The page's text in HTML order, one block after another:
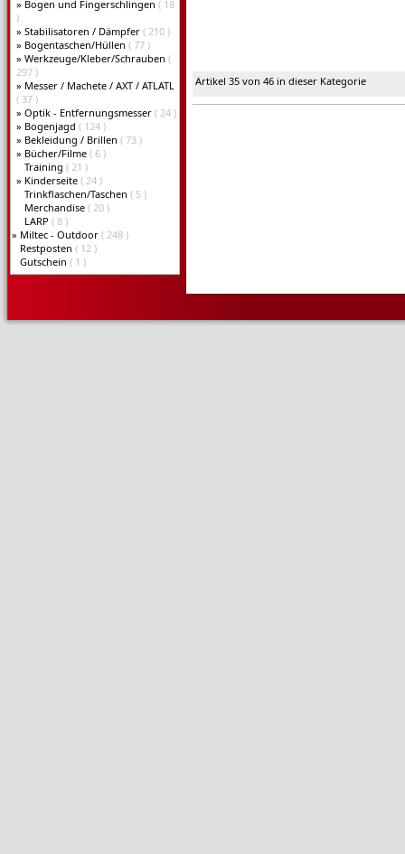
» Bogen und Fingerschlingen ( 18
)
» Stabilisatoren / Dämpfer ( 210 )
» Bogentaschen/Hüllen ( 77 )
» Werkzeuge/Kleber/Schrauben (
297 )
» Messer / Machete / AXT / ATLATL
( 37 )
» Optik - Entfernungsmesser ( 24 )
» Bogenjagd ( 124 )
» Bekleidung / Brillen ( 73 )
» Bücher/Filme ( 6 )
Training ( 21 )
» Kinderseite ( 24 )
Trinkflaschen/Taschen ( 5 )
Merchandise ( 20 )
LARP ( 8 )
» Miltec - Outdoor ( 248 )
Restposten ( 12 )
Gutschein ( 1 )
Artikel 35 von 46 in dieser Kategorie